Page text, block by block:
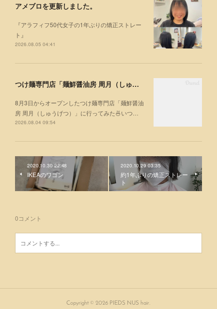
アメブロを更新しました。
『アラフィフ50代女子の1年ぶりの矯正ストレー
ト』
2026.08.05 04:41
つけ麺専門店「麺鮮醤油房 周月（しゅうげつ）」⁡ に行ってみた🍜
8月3日からオープンしたつけ麺専門店「麺鮮醤油
房 周月（しゅうげつ）」⁡に行ってみた🍜いつ…
2026.08.04 09:54
2020.10.30 22:48
IKEAのワゴン
2020.10.29 03:35
約1年ぶりの矯正ストレー
ト
0コメント
Copyright © 2026 PIEDS NUS hair.